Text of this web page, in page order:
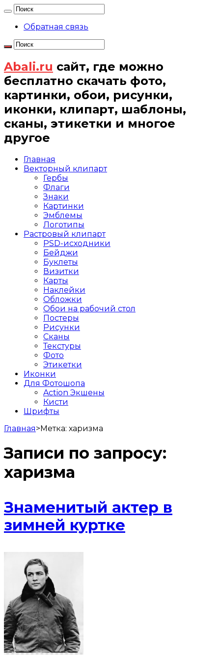
Обратная связь
Abali.ru сайт, где можно
бесплатно скачать фото,
картинки, обои, рисунки,
иконки, клипарт, шаблоны,
сканы, этикетки и многое
другое
Главная
Векторный клипарт
Гербы
Флаги
Знаки
Картинки
Эмблемы
Логотипы
Растровый клипарт
PSD-исходники
Бейджи
Буклеты
Визитки
Карты
Наклейки
Обложки
Обои на рабочий стол
Постеры
Рисунки
Сканы
Текстуры
Фото
Этикетки
Иконки
Для Фотошопа
Action Экшены
Кисти
Шрифты
Главная>Метка: харизма
Записи по запросу:
харизма
Знаменитый актер в
зимней куртке